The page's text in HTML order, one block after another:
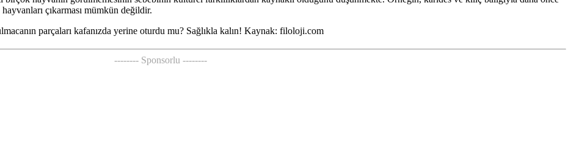
çıkarması mümkün değildir.
parçaları kafanızda yerine oturdu mu? Sağlıkla kalın! Kaynak: filoloji.com
-------- Sponsorlu --------